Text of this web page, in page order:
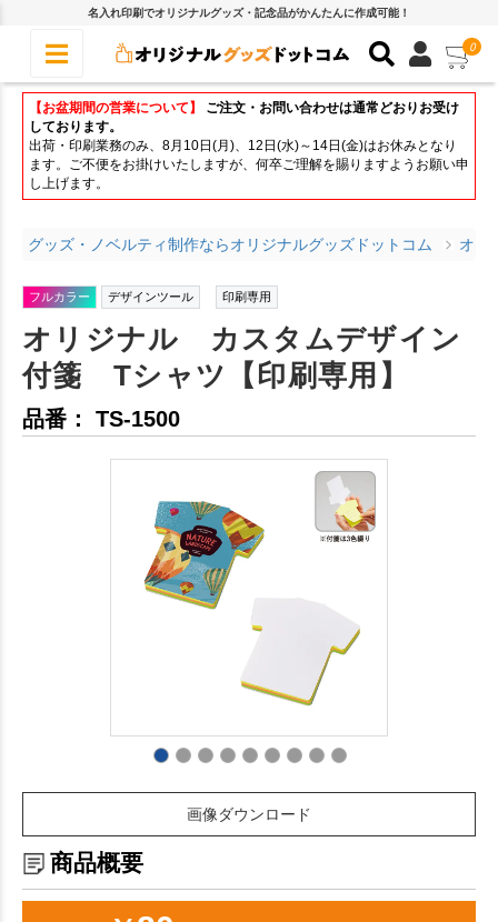
名入れ印刷でオリジナルグッズ・記念品がかんたんに作成可能！
0
【お盆期間の営業について】
ご注文・お問い合わせは通常どおりお受け
しております。
出荷・印刷業務のみ、8月10日(月)、12日(水)～14日(金)はお休みとなり
ます。ご不便をお掛けいたしますが、何卒ご理解を賜りますようお願い申
し上げます。
グッズ・ノベルティ制作ならオリジナルグッズドットコム オリ
フルカラー デザインツール 印刷専用
オリジナル カスタムデザイン
付箋 Tシャツ【印刷専用】
品番： TS-1500
画像ダウンロード
商品概要